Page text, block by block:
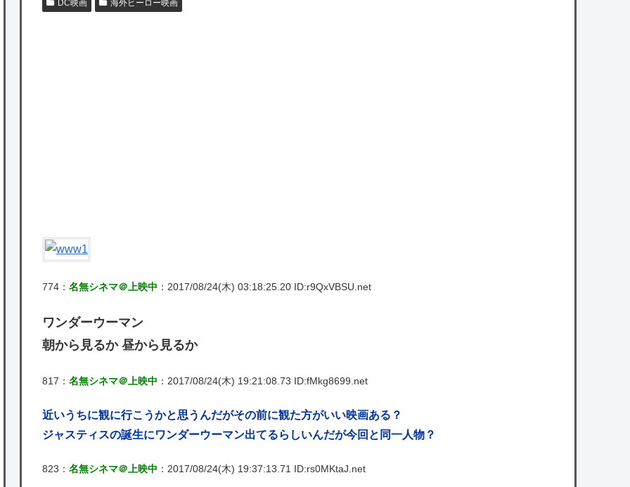
本地震直後の日本の対応のスピードに世界が
★【ワートリ】2周目も全員でやる隊と分担
別課題消化時は別として
Powered by livedoor 相互RSS
DC映画 海外ヒーロー映画
774： 名無シネマ＠上映中 ：2017/08/24(木) 03:18:25.20 ID:r9QxVBSU.net
ワンダーウーマン
朝から見るか 昼から見るか
817： 名無シネマ＠上映中 ：2017/08/24(木) 19:21:08.73 ID:fMkg8699.net
近いうちに観に行こうかと思うんだがその前に観た方がいい映画ある？
ジャスティスの誕生にワンダーウーマン出てるらしいんだが今回と同一人物？
823： 名無シネマ＠上映中 ：2017/08/24(木) 19:37:13.71 ID:rs0MKtaJ.net